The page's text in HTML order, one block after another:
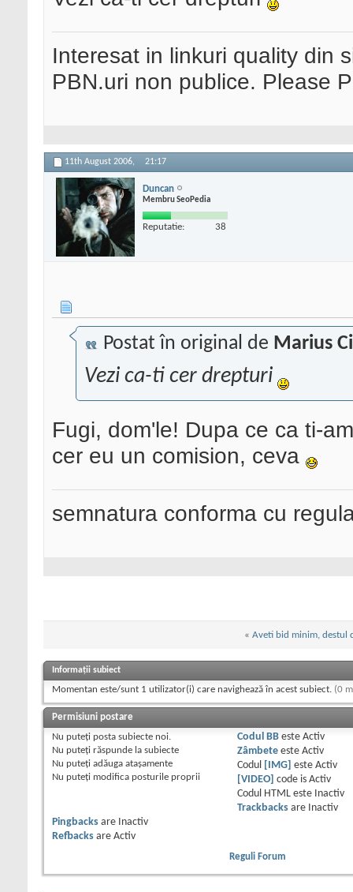
Interesat in linkuri quality din
PBN.uri non publice. Please
11th August 2006, 21:17
Duncan
Membru SeoPedia
Reputatie: 38
Postat în original de Marius
Vezi ca-ti cer drepturi
Fugi, dom'le! Dupa ce ca ti-
cer eu un comision, ceva
semnatura conforma cu
« Aveti bid minim, destul
Informații subiect
Momentan este/sunt 1 utilizator(i) care navighează în acest subiect. (0
Permisiuni postare
Nu puteţi posta subiecte noi.
Nu puteţi răspunde la subiecte
Nu puteţi adăuga ataşamente
Nu puteţi modifica posturile proprii
Codul BBeste Activ
Zâmbeteeste Activ
Codul
[IMG] este Activ
[VIDEO]
code is Activ
Codul HTML este
Inactiv
Trackbacksare
Inactiv
Pingbacks are
Inactiv
Refbacks are Activ
Reguli Forum